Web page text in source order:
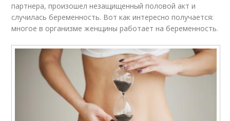
партнера, произошел незащищенный половой акт и
случилась беременность. Вот как интересно получается:
многое в организме женщины работает на беременность.